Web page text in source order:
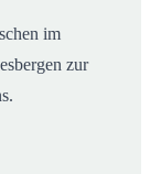
im
zur